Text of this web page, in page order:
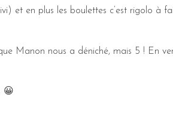
et en plus les boulettes c’est rigolo à
Manon nous a déniché, mais 5 ! En
😀